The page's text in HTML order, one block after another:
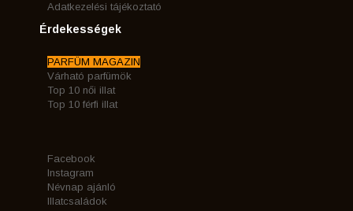
Adatkezelési tájékoztató
Érdekességek
PARFÜM MAGAZIN
Várható parfümök
Top 10 női illat
Top 10 férfi illat
Facebook
Instagram
Névnap ajánló
Illatcsaládok